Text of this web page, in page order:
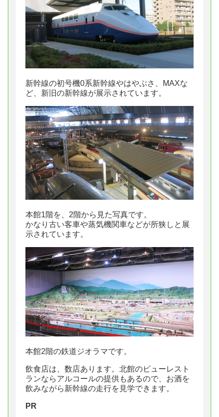
新幹線の初号機0系新幹線やはやぶさ、MAXな
ど、新旧の新幹線が展示されています。
本館1階を、2階から見た写真です。
かなり古い客車や蒸気機関車などが所狭しと展
示されています。
本館2階の鉄道ジオラマです。
飲食店は、数店あります。北館のビューレスト
ランならアルコールの提供もあるので、お酒を
飲みながら新幹線の走行を見学できます。
PR